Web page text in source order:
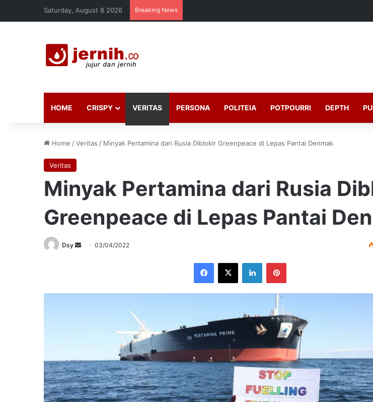
Saturday, August 8 2026 Breaking News
HOME CRISPY VERITAS PERSONA POLITEIA POTPOURRI DEPTH
Home /Veritas / Minyak Pertamina dari Rusia Diblokir Greenpeace di Lepas Pantai Denmak
Veritas
Minyak Pertamina dari Rusia
Greenpeace di Lepas Pantai
Dsy
Send03/04/2022
Facebook
X LinkedInPinterest